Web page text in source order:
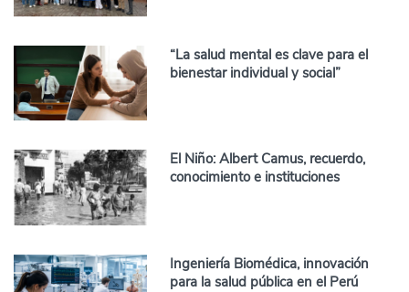
“La salud mental es clave para el
bienestar individual y social”
El Niño: Albert Camus, recuerdo,
conocimiento e instituciones
Ingeniería Biomédica, innovación
para la salud pública en el Perú